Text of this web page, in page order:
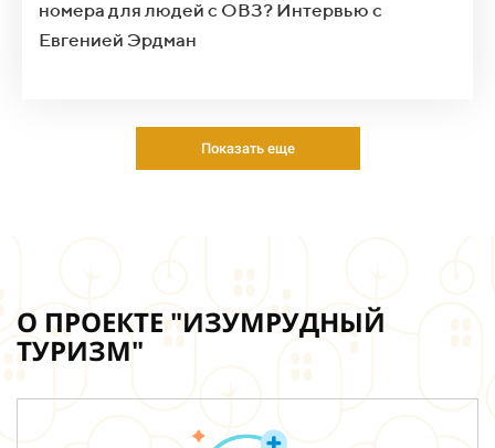
номера для людей с ОВЗ? Интервью с
Евгенией Эрдман
Показать еще
О ПРОЕКТЕ "ИЗУМРУДНЫЙ
ТУРИЗМ"